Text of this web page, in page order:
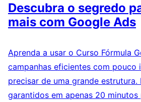
Descubra o segredo
mais com Google Ads
Aprenda a usar o Curso Fórmula
campanhas eficientes com pouco
precisar de uma grande estrutura.
garantidos em apenas 20 minutos